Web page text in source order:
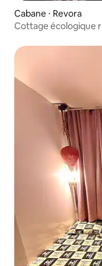
Cabane ⋅ Revora
Cottage écologique